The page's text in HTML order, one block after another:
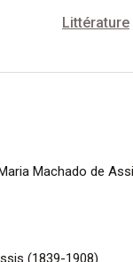
Littérature
Machado de
(1839-1908).